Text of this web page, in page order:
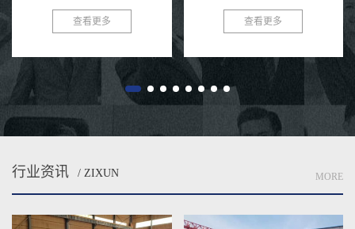
，经常温螺旋辊压
双面埋弧焊制成的
呈连续螺旋状，...
看更多
会，环保与可持续发展已成为全球
共识。在污水处理与排放领域，选
择一款高效、耐用的管材至关...
在各类给水工
构、优良的防
查
行业资讯 / ZIXUN MORE